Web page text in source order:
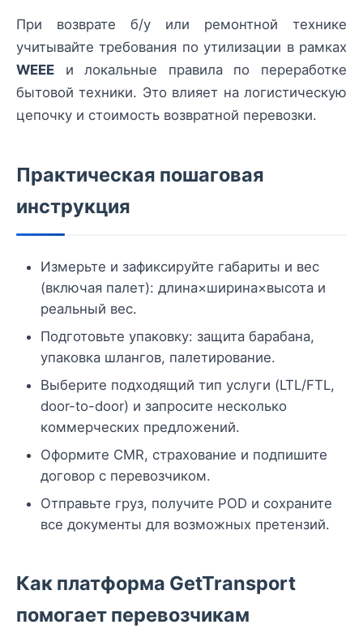
При возврате б/у или ремонтной технике
учитывайте требования по утилизации в рамках
WEEE и локальные правила по переработке
бытовой техники. Это влияет на логистическую
цепочку и стоимость возвратной перевозки.
Практическая пошаговая
инструкция
Измерьте и зафиксируйте габариты и вес
(включая палет): длина×ширина×высота и
реальный вес.
Подготовьте упаковку: защита барабана,
упаковка шлангов, палетирование.
Выберите подходящий тип услуги (LTL/FTL,
door-to-door) и запросите несколько
коммерческих предложений.
Оформите CMR, страхование и подпишите
договор с перевозчиком.
Отправьте груз, получите POD и сохраните
все документы для возможных претензий.
Как платформа GetTransport
помогает перевозчикам